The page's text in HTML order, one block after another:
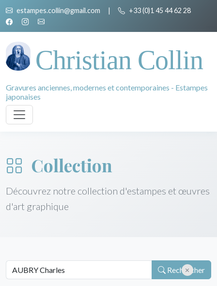
estampes.collin@gmail.com | +33 (0)1 45 44 62 28
Christian Collin
Gravures anciennes, modernes et contemporaines - Estampes
japonaises
Collection
Découvrez notre collection d'estampes et œuvres
d'art graphique
Rechercher